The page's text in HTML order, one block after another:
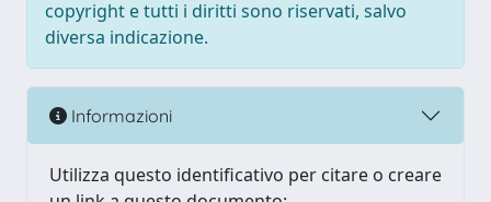
copyright e tutti i diritti sono riservati, salvo
diversa indicazione.
Informazioni
Utilizza questo identificativo per citare o creare